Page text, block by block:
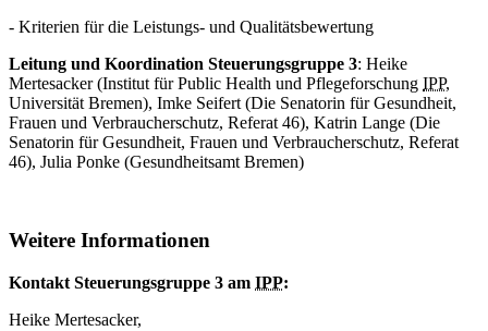
- Kriterien für die Leistungs- und Qualitätsbewertung
Leitung und Koordination Steuerungsgruppe 3: Heike
Mertesacker (Institut fürPublic Health und Pflegeforschung IPP,
Universität Bremen), Imke Seifert (Die Senatorin für Gesundheit,
Frauen und Verbraucherschutz, Referat 46), Katrin Lange (Die
Senatorin für Gesundheit, Frauen und Verbraucherschutz, Referat
46), Julia Ponke (Gesundheitsamt Bremen)
Weitere Informationen
Kontakt Steuerungsgruppe 3 am IPP:
Heike Mertesacker,